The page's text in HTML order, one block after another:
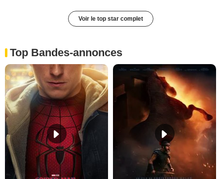
Voir le top star complet
Top Bandes-annonces